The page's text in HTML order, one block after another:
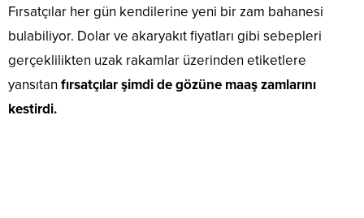
Fırsatçılar her gün kendilerine yeni bir zam bahanesi
bulabiliyor. Dolar ve akaryakıt fiyatları gibi sebepleri
gerçeklilikten uzak rakamlar üzerinden etiketlere
yansıtan fırsatçılar şimdi de gözüne maaş zamlarını
kestirdi.